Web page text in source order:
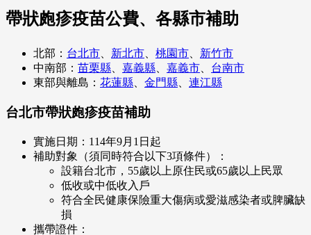
帶狀皰疹疫苗公費、各縣市補助
北部： 台北市 新北市 桃園市
新竹市
中南部： 苗栗縣 嘉義縣 嘉義市
台南市
東部與離島： 花蓮縣 金門縣 連江縣
台北市帶狀皰疹疫苗補助
實施日期：114年9月1日起
補助對象（須同時符合以下3項條件）：
設籍台北市，55歲以上原住民或65歲以上民眾
低收或中低收入戶
符合全民健康保險重大傷病或愛滋感染者或脾臟缺
損
攜帶證件：